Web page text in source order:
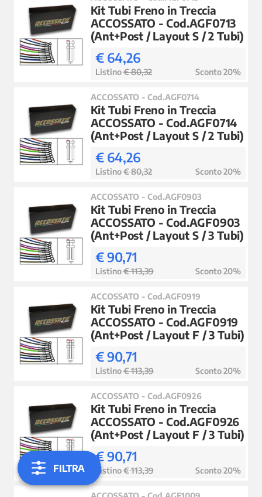
FILTRA
Kit Tubi Freno in Treccia
ACCOSSATO - Cod.AGF0713
(Ant+Post / Layout S / 2 Tubi)
€ 64,26
Listino€ 80,32 Sconto 20%
ACCOSSATO - Cod.AGF0714
Kit Tubi Freno in Treccia
ACCOSSATO - Cod.AGF0714
(Ant+Post / Layout S / 2 Tubi)
€ 64,26
Listino€ 80,32 Sconto 20%
ACCOSSATO - Cod.AGF0903
Kit Tubi Freno in Treccia
ACCOSSATO - Cod.AGF0903
(Ant+Post / Layout S / 3 Tubi)
€ 90,71
Listino€ 113,39 Sconto 20%
ACCOSSATO - Cod.AGF0919
Kit Tubi Freno in Treccia
ACCOSSATO - Cod.AGF0919
(Ant+Post / Layout F / 3 Tubi)
€ 90,71
Listino€ 113,39 Sconto 20%
ACCOSSATO - Cod.AGF0926
Kit Tubi Freno in Treccia
ACCOSSATO - Cod.AGF0926
(Ant+Post / Layout F / 3 Tubi)
€ 90,71
Listino€ 113,39 Sconto 20%